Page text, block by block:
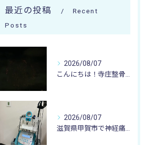
最近の投稿
Recent
Posts
2026/08/07
2026/08/07